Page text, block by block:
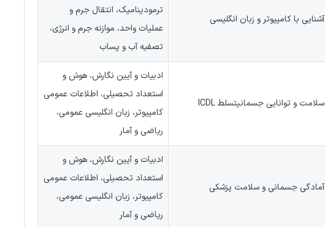
آشنایی با کامپیوتر و زبان انگلیسی
ترمودینامیک، انتقال جرم و
عملیات واحد، موازنه جرم و انرژی،
تصفیه آب و پساب
سلامت و توانایی جسمانیتسلط ICDL
ادبیات و آیین نگارش، هوش و
استعداد تحصیلی، اطلاعات عمومی
کامپیوتر، زبان انگلیسی عمومی،
ریاضی و آمار
آمادگی جسمانی و سلامت پزشکی
ادبیات و آیین نگارش، هوش و
استعداد تحصیلی، اطلاعات عمومی
کامپیوتر، زبان انگلیسی عمومی،
ریاضی و آمار